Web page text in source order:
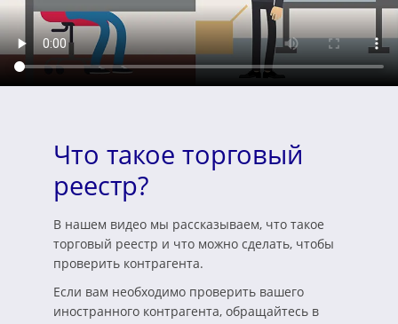
Что такое торговый
реестр?
В нашем видео мы рассказываем, что такое
торговый реестр и что можно сделать, чтобы
проверить контрагента.
Если вам необходимо проверить вашего
иностранного контрагента, обращайтесь в